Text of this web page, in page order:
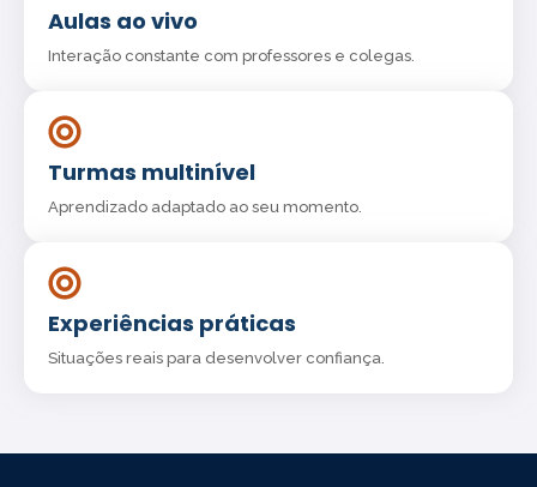
Aulas ao vivo
Interação constante com professores e colegas.
Turmas multinível
Aprendizado adaptado ao seu momento.
Experiências práticas
Situações reais para desenvolver confiança.